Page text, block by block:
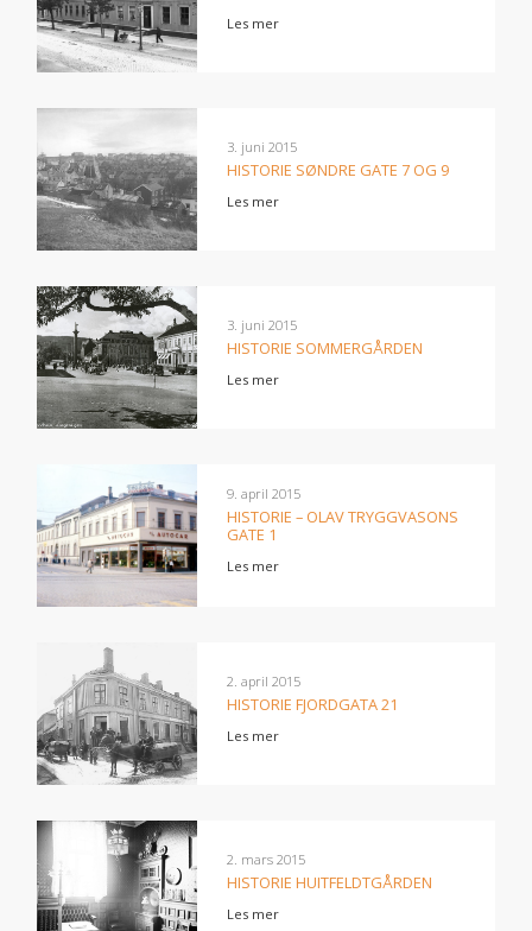
Les mer
3. juni 2015
HISTORIE SØNDRE GATE 7 OG 9
Les mer
3. juni 2015
HISTORIE SOMMERGÅRDEN
Les mer
9. april 2015
HISTORIE – OLAV TRYGGVASONS
GATE 1
Les mer
2. april 2015
HISTORIE FJORDGATA 21
Les mer
2. mars 2015
HISTORIE HUITFELDTGÅRDEN
Les mer